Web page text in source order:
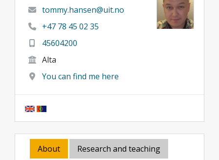
tommy.hansen@uit.no
+47 78 45 02 35
45604200
Alta
You can find me here
About
Research and teaching